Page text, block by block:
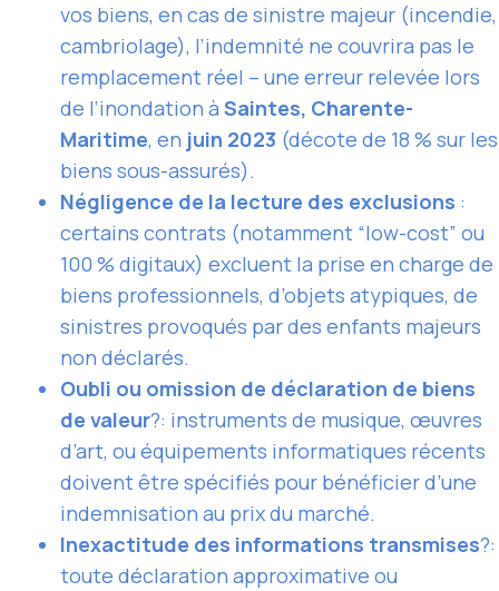
vos biens, en cas de sinistre majeur (incendie,
cambriolage), l’indemnité ne couvrira pas le
remplacement réel – une erreur relevée lors
de l’inondation à Saintes, Charente-
Maritime, en juin 2023 (décote de 18 % sur les
biens sous-assurés).
Négligence de la lecture des exclusions :
certains contrats (notamment “low-cost” ou
100 % digitaux) excluent la prise en charge de
biens professionnels, d’objets atypiques, de
sinistres provoqués par des enfants majeurs
non déclarés.
Oubli ou omission de déclaration de biens
de valeur?: instruments de musique, œuvres
d’art, ou équipements informatiques récents
doivent être spécifiés pour bénéficier d’une
indemnisation au prix du marché.
Inexactitude des informations transmises?:
toute déclaration approximative ou